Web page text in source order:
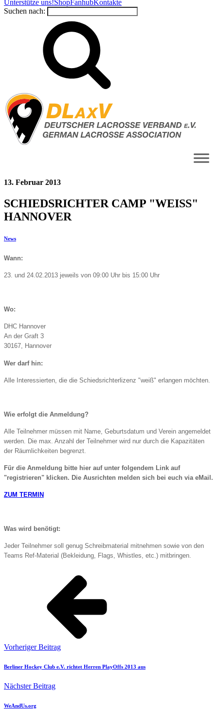
Unterstütze uns!ShopFanhubKontakte
Suchen nach:
13. Februar 2013
SCHIEDSRICHTER CAMP "WEISS"
HANNOVER
News
Wann:
23. und 24.02.2013 jeweils von 09:00 Uhr bis 15:00 Uhr
Wo:
DHC Hannover
An der Graft 3
30167, Hannover
Wer darf hin:
Alle Interessierten, die die Schiedsrichterlizenz "weiß" erlangen möchten.
Wie erfolgt die Anmeldung?
Alle Teilnehmer müssen mit Name, Geburtsdatum und Verein angemeldet
werden. Die max. Anzahl der Teilnehmer wird nur durch die Kapazitäten
der Räumlichkeiten begrenzt.
Für die Anmeldung bitte hier auf unter folgendem Link auf
"registrieren" klicken. Die Ausrichten melden sich bei euch via eMail.
ZUM TERMIN
Was wird benötigt:
Jeder Teilnehmer soll genug Schreibmaterial mitnehmen sowie von den
Teams Ref-Material (Bekleidung, Flags, Whistles, etc.) mitbringen.
Vorheriger Beitrag
Berliner Hockey Club e.V. richtet Herren PlayOffs 2013 aus
Nächster Beitrag
WeAndUs.org